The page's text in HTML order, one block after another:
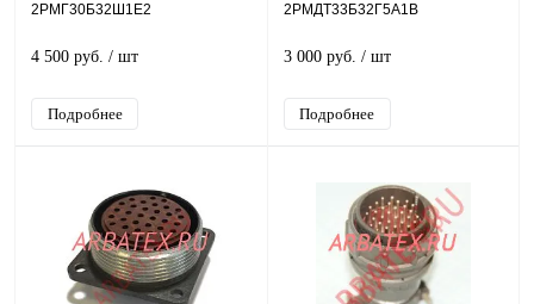
2РМГ30Б32Ш1Е2
4 500 руб. / шт
Подробнее
2РМДТ33Б32Г5А1В
3 000 руб. / шт
Подробнее